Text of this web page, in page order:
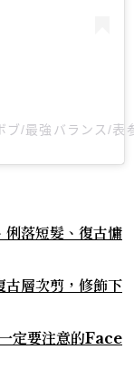
/最強バランス/
落短髮、復古慵
層次剪，修飾下
定要注意的Face